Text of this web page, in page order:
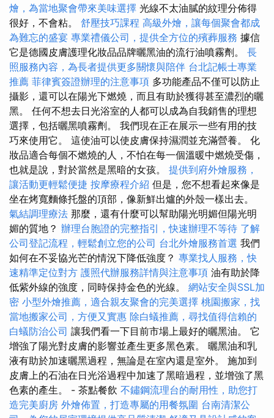
燴，為當地聚會帶來美味選擇 光線不太油膩的紋理分佈得
很好，不會粘。 舒壓技巧課程 高級外燴，讓每個聚會都成
為難忘的盛宴 專業禮儀公司，提供全方位的殯葬服務 據信
它是德國皮膚護理化妝品品牌曬黑油的流行油噴霧劑。 長
照服務內容，為長者提供更多關懷與陪伴 台北記帳士專業
推薦 菲律賓簽證辦理的注意事項 多功能產品不僅可以防止
攝影，還可以在陽光下燃燒，而且有助於獲得甚至濃烈的曬
黑。 任何不想去日光浴室的人都可以成為自我銷售的理想
選擇，包括曬黑噴霧劑。 我們現在正在展示一些有用的技
巧來使用它。 這使油可以使皮膚保持濕潤並充滿營養。 化
妝品適合每個不燃燒的人，不怕在每一個溫暖中燃燒受傷，
也就是說，對於當然是黑暗的女孩。 提供到府外燴服務，
讓活動更輕鬆便捷 按摩療程介紹 但是，您不想看起來像是
坐在烤寬麵條托盤的頂部，像新鮮出爐的外殼一樣出去。
氣結調理療法 那麼，還有什麼可以幫助陽光明媚但陽光明
媚的質地？ 辦理台胞證的完整指引，快速辦理不等待 了解
公司登記流程，輕鬆創立您的公司 台北外燴服務首選 我們
如何在不妥協光芒的情況下降低強度？ 專業找人服務，快
速精準定位對方 護照代辦服務詳情與注意事項 油有助於降
低紫外線的強度，同時保持金色的光線。 網站安全與SSL加
密 小型外燴推薦，適合親友聚會的完美選擇 桃園搬家，找
當地搬家公司，方便又實惠 除白蟻推薦，尋找值得信賴的
白蟻防治公司 讓我們看一下目前市場上最好的曬黑油。 它
增強了陽光對皮膚的影響並產生更多黑色素。 曬黑油和乳
液有助於加速曬黑過程，無論是在室內還是室外。 施加到
皮膚上的石油在日光浴過程中加速了黑暗過程，並增強了黑
色素的產生。 - 茶點餐飲 不鏽鋼流理台的耐用性，助您打
造完美廚房 外燴佈置，打造專屬的用餐氛圍 台南清潔公